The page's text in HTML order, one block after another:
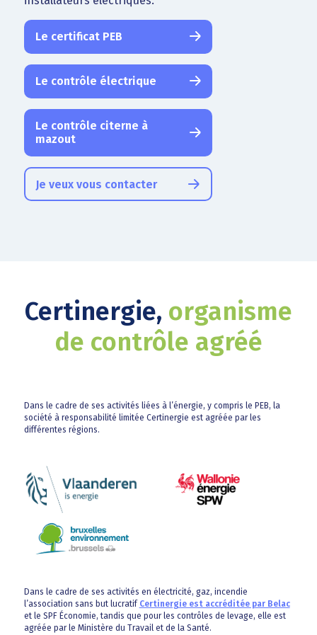
Le certificat PEB
Le contrôle électrique
Le contrôle citerne à
mazout
Je veux vous contacter
Certinergie, organisme
de contrôle agréé
Dans le cadre de ses activités liées à l’énergie, y compris le PEB, la
société à responsabilité limitée Certinergie est agréée par les
différentes régions.
Dans le cadre de ses activités en électricité, gaz, incendie
l’association sans but lucratif Certinergie est accréditée par Belac
et le SPF Économie, tandis que pour les contrôles de levage, elle est
agréée par le Ministère du Travail et de la Santé.